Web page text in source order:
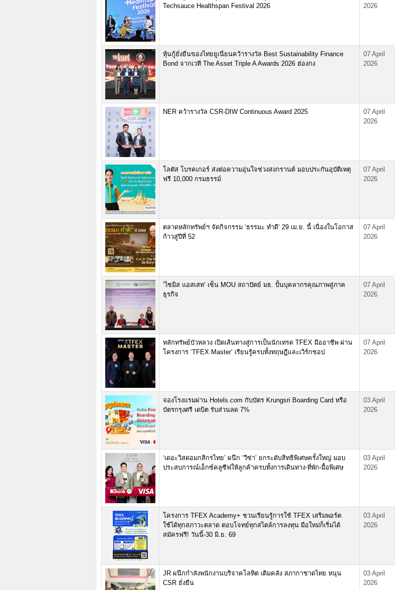
Techsauce Healthspan Festival 2026
2026
หุ้นกู้ยั่งยืนของไทยยูเนี่ยนคว้ารางวัล Best Sustainability Finance
Bond จากเวที The Asset Triple A Awards 2026 ฮ่องกง
07 April
2026
NER คว้ารางวัล CSR-DIW Continuous Award 2025
07 April
2026
โลตัส โบรคเกอร์ ส่งต่อความอุ่นใจช่วงสงกรานต์ มอบประกันอุบัติเหตุ
ฟรี 10,000 กรมธรรม์
07 April
2026
ตลาดหลักทรัพย์ฯ จัดกิจกรรม ‘ธรรมะ ทำดี’ 29 เม.ย. นี้ เนื่องในโอกาส
ก้าวสู่ปีที่ 52
07 April
2026
‘ไซมิส แอสเสท’ เซ็น MOU สถาปัตย์ มธ. ปั้นบุคลากรคุณภาพสู่ภาค
ธุรกิจ
07 April
2026
หลักทรัพย์บัวหลวง เปิดเส้นทางสู่การเป็นนักเทรด TFEX มืออาชีพ ผ่าน
โครงการ ‘TFEX Master’ เรียนรู้ครบทั้งทฤษฎีและเวิร์กชอป
07 April
2026
จองโรงแรมผ่าน Hotels.com กับบัตร Krungsri Boarding Card หรือ
บัตรกรุงศรี เดบิต รับส่วนลด 7%
03 April
2026
‘เดอะวิสดอมกสิกรไทย’ ผนึก ‘วีซ่า’ ยกระดับสิทธิพิเศษครั้งใหญ่ มอบ
ประสบการณ์เอ็กซ์คลูซีฟให้ลูกค้าครบทั้งการเดินทาง-ที่พัก-มื้อพิเศษ
03 April
2026
โครงการ TFEX Academy+ ชวนเรียนรู้การใช้ TFEX เสริมพอร์ต
ใช้ได้ทุกสภาวะตลาด ตอบโจทย์ทุกสไตล์การลงทุน มือใหม่ก็เริ่มได้
สมัครฟรี! วันนี้-30 มิ.ย. 69
03 April
2026
JR ผนึกกำลังพนักงานบริจาคโลหิต เติมคลัง สภากาชาดไทย หนุน
CSR ยั่งยืน
03 April
2026